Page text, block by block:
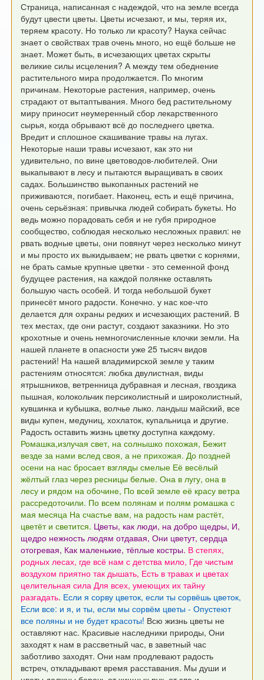
Страница, написанная с надеждой, что на земле всегда
будут цвести цветы. Цветы исчезают, и мы, теряя их,
теряем красоту. Но только ли красоту? Наука сейчас
знает о свойствах трав очень много, но ещё больше не
знает. Может быть, в исчезающих цветах скрыты
великие силы исцеления? А между тем обеднение
растительного мира продолжается. По многим
причинам. Некоторые растения, например, очень
страдают от вытаптывания. Много бед растительному
миру приносит неумеренный сбор лекарственного
сырья, когда обрывают всё до последнего цветка.
Вредит и сплошное скашивание травы на лугах.
Некоторые наши травы исчезают, как это ни
удивительно, по вине цветоводов-любителей. Они
выкапывают в лесу и пытаются выращивать в своих
садах. Большинство выкопанных растений не
приживаются, погибает. Наконец, есть и ещё причина,
очень серьёзная: привычка людей собирать букеты. Но
ведь можно порадовать себя и не губя природное
сообщество, соблюдая несколько несложных правил: не
рвать водные цветы, они повянут через несколько минут
и мы просто их выкидываем; не рвать цветки с корнями,
не брать самые крупные цветки - это семенной фонд
будущее растения, на каждой полянке оставлять
большую часть особей. И тогда небольшой букет
принесёт много радости. Конечно. у нас кое-что
делается для охраны редких и исчезающих растений. В
тех местах, где они растут, создают заказники. Но это
крохотные и очень немногочисленные клочки земли. На
нашей планете в опасности уже 25 тысяч видов
растений! На нашей владимирской земле у таким
растениям относятся: любка двулистная, виды
ятрышников, ветренница дубравная и лесная, гвоздика
пышная, колокольчик персиколистный и широколистный,
кувшинка и кубышка, волчье лыко. ландыш майский, все
виды купен, медуниц, хохлаток, купальница и другие.
Радость оставить жизнь цветку доступна каждому.
Ромашка,излучая свет, на солнышко похожая, Бежит
везде за нами вслед своя, а не прихожая. До поздней
осени на нас бросает взгляды смелые Её весёлый
жёлтый глаз через ресницы белые. Она в лугу, она в
лесу и рядом на обочине, По всей земле её красу ветра
рассредоточили. По всем полянам и полям ромашка с
мая месяца На счастье вам, на радость нам растёт,
цветёт и светится. Цветы, как люди, на добро щедры, И,
щедро нежность людям отдавая, Они цветут, сердца
отогревая, Как маленькие, тёплые костры. В степях,
родных лесах, где всё нам с детства мило, Где чистым
воздухом приятно так дышать, Есть в травах и цветах
целительная сила Для всех, умеющих их тайну
разгадать. Если я сорву цветок, если ты сорвёшь цветок,
Если все: и я, и ты, если мы сорвём цветы -Опустеют
все поляны и не будет красоты! Всю жизнь цветы не
оставляют нас. Красивые наследники природы, Они
заходят к нам в рассветный час, в заветный час
заботливо заходят. Они нам продлевают радость
встреч, откладывают время расставания. Мы души и